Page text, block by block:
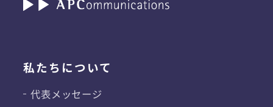
私たちについて
代表メッセージ